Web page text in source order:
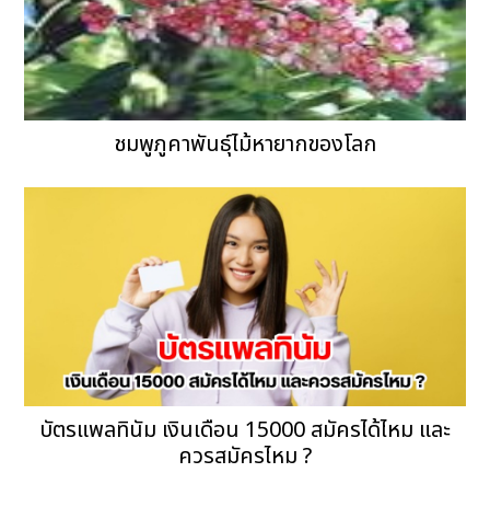
ชมพูภูคาพันธุ์ไม้หายากของโลก
บัตรแพลทินัม เงินเดือน 15000 สมัครได้ไหม และ
ควรสมัครไหม ?